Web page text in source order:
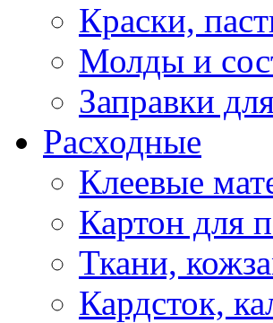
Краски,
Молды и
Заправки
Расходные
Клеевые
Картон для
Ткани,
Кардсток,